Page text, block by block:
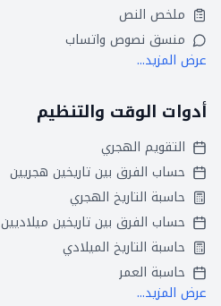
ملخص النص
منسق نصوص واتساب
عرض المزيد...
أدوات الوقت والتنظيم
التقويم الهجري
حساب الفرق بين تاريخين هجريين
حاسبة التاريخ الهجري
حساب الفرق بين تاريخين ميلاديين
حاسبة التاريخ الميلادي
حاسبة العمر
عرض المزيد...